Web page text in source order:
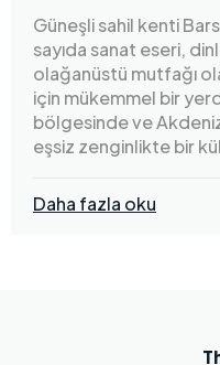
Güneşli sahil kenti
sayıda sanat eseri,
olağanüstü mutfağı
için mükemmel bir
bölgesinde ve Akdeniz
eşsiz zenginlikte bir
Daha fazla oku